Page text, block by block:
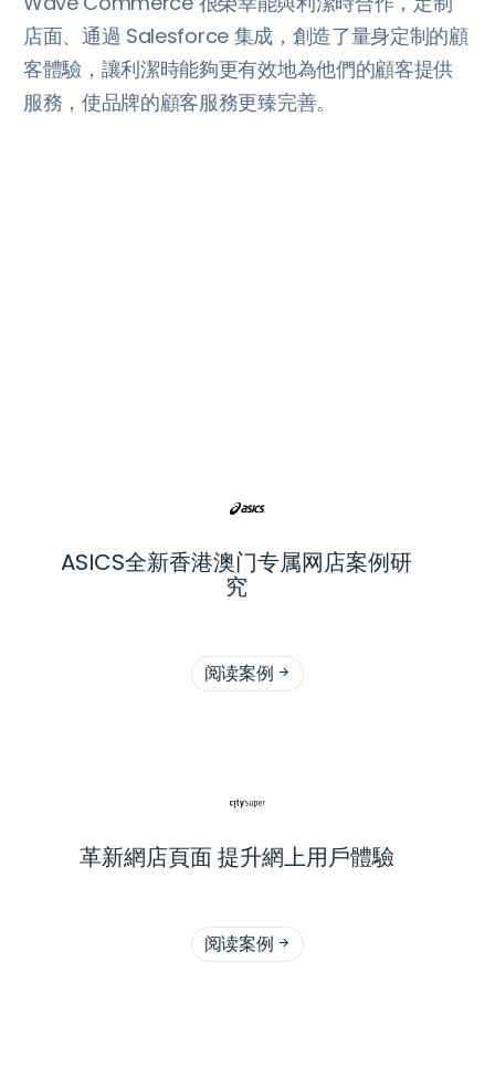
店面、通過 Salesforce 集成，創造了量身定制的顧
客體驗，讓利潔時能夠更有效地為他們的顧客提供
服務，使品牌的顧客服務更臻完善。
ASICS全新香港澳门专属网店案例研
究
阅读案例 
革新網店頁面 提升網上用戶體驗
阅读案例 